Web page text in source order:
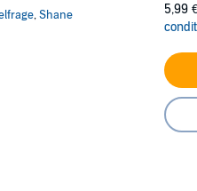
,Shane
5,99